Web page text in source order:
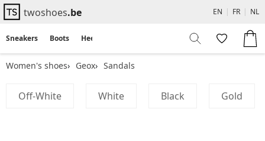
twoshoes.be EN | FR | NL
Sneakers Boots Heels
Women's shoes Geox Sandals
Off-White White Black Gold